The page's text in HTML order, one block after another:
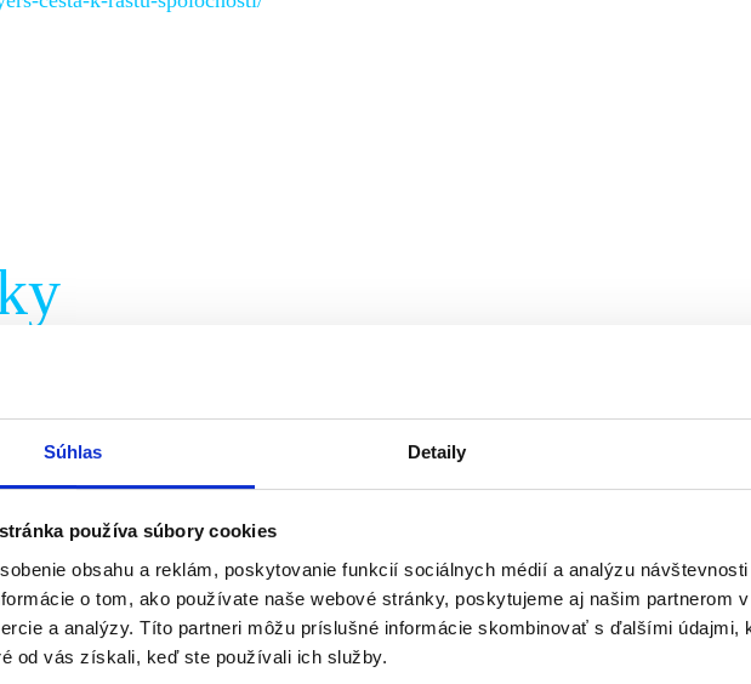
Súhlas Detaily
používa súbory cookies
obsahu a reklám, poskytovanie funkcií sociálnych médií a analýzu
o tom, ako používate naše webové stránky, poskytujeme aj našim partnerom
a analýzy. Títo partneri môžu príslušné informácie skombinovať s ďalšími údajmi,
od vás získali, keď ste používali ich služby.
2026 skončili. Čísla, ktoré